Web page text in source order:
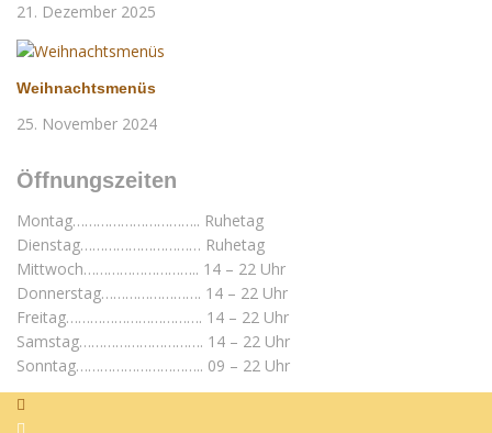
21. Dezember 2025
Weihnachtsmenüs
25. November 2024
Öffnungszeiten
Montag………………………….. Ruhetag
Dienstag………………………… Ruhetag
Mittwoch……………………….. 14 – 22 Uhr
Donnerstag……………………. 14 – 22 Uhr
Freitag……………………………. 14 – 22 Uhr
Samstag…………………………. 14 – 22 Uhr
Sonntag………………………….. 09 – 22 Uhr